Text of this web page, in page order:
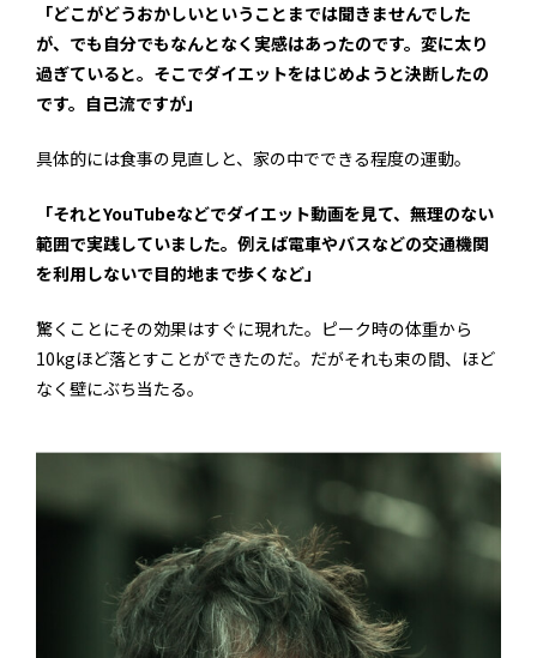
「どこがどうおかしいということまでは聞きませんでした
が、でも自分でもなんとなく実感はあったのです。変に太り
過ぎていると。そこでダイエットをはじめようと決断したの
です。自己流ですが」
具体的には食事の見直しと、家の中でできる程度の運動。
「それとYouTubeなどでダイエット動画を見て、無理のない
範囲で実践していました。例えば電車やバスなどの交通機関
を利用しないで目的地まで歩くなど」
驚くことにその効果はすぐに現れた。ピーク時の体重から
10kgほど落とすことができたのだ。だがそれも束の間、ほど
なく壁にぶち当たる。